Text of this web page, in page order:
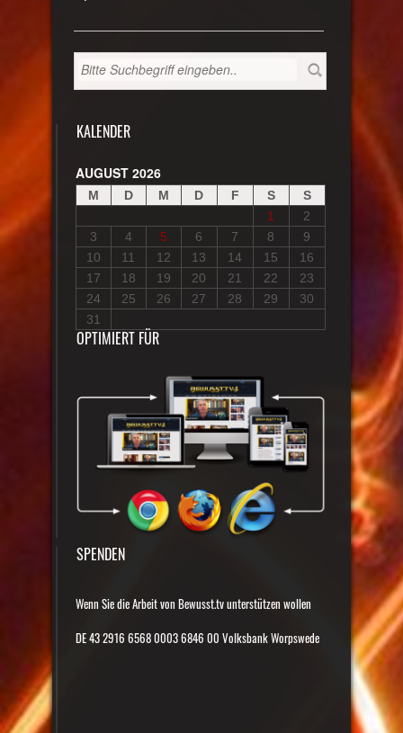
KALENDER
AUGUST 2026
M D M D F S
S
1
2
3
4 5 6 7 8
9
10
11 12 13 14 15
16
17
18 19 20 21 22
23
24
25 26 27 28 29
30
31
OPTIMIERT FÜR
SPENDEN
Wenn Sie die Arbeit von Bewusst.tv unterstützen wollen
DE 43 2916 6568 0003 6846 00 Volksbank Worpswede